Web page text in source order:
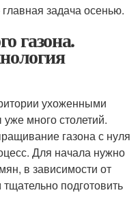
задача осенью.
газона.
ухоженными
много столетий.
газона с нуля
Для начала нужно
в зависимости от
подготовить